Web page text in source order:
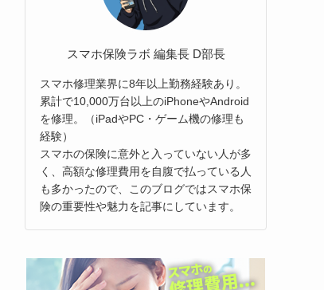
スマホ保険ラボ 編集長 D部長
スマホ修理業界に8年以上勤務経験あり。
累計で10,000万台以上のiPhoneやAndroid
を修理。（iPadやPC・ゲーム機の修理も
経験）
スマホの保険に意外と入っていない人が多
く、高額な修理費用を自腹で払っている人
も多かったので、このブログではスマホ保
険の重要性や魅力を記事にしています。